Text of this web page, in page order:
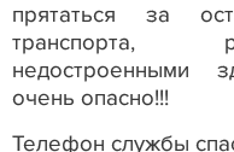
прятаться за
транспорта,
недостроенными
очень опасно!!!
Телефон службы